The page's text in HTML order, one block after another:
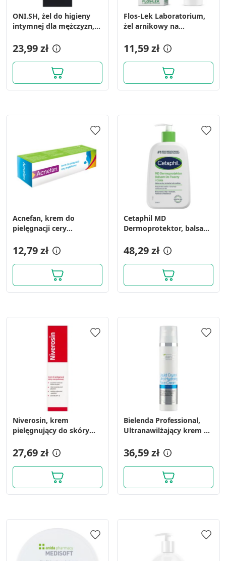
ONI.SH, żel do higieny
intymnej dla mężczyzn,
23,99 zł
Flos-Lek Laboratorium,
żel arnikowy na
sińce, potłuczenia,
obrzmienia, 50 ml
11,59 zł
Acnefan, krem do
pielęgnacji cery
12,79 zł
Cetaphil MD
Dermoprotektor, balsam
ciała, 236 ml
48,29 zł
Niverosin, krem
pielęgnujący do skóry
27,69 zł
Bielenda Professional,
Ultranawilżający krem do
ciekłokrystalicznej, 100
36,59 zł